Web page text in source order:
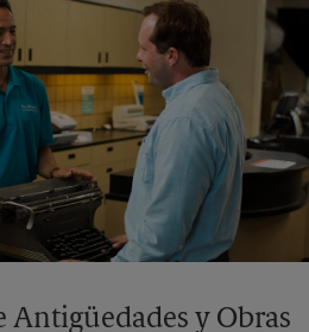
Antigüedades y Obras